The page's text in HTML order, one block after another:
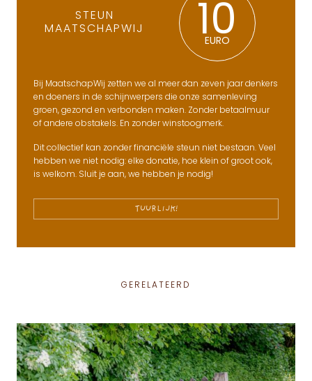
STEUN
MAATSCHAPWIJ
10
EURO
Bij MaatschapWij zetten we al meer dan zeven jaar denkers
en doeners in de schijnwerpers die onze samenleving
groen, gezond en verbonden maken. Zonder betaalmuur
of andere obstakels. En zonder winstoogmerk.
Dit collectief kan zonder financiële steun niet bestaan. Veel
hebben we niet nodig: elke donatie, hoe klein of groot ook,
is welkom. Sluit je aan, we hebben je nodig!
TUURLIJK!
GERELATEERD